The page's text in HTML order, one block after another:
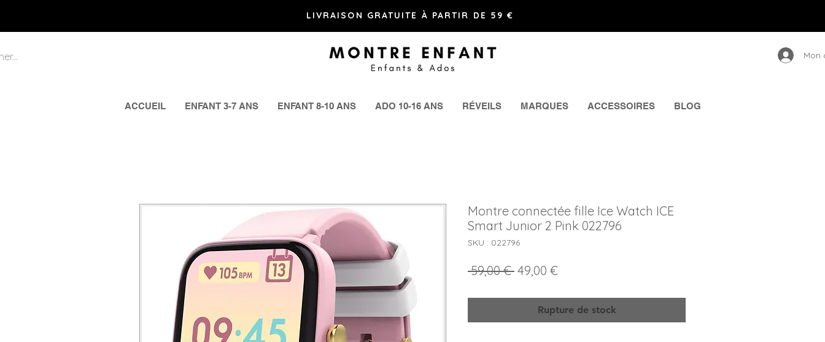
LIVRAISON GRATUITE À PARTIR DE 59 €
Mon
ACCUEIL ENFANT 3-7 ANS ENFANT 8-10 ANS ADO 10-16 ANS RÉVEILS MARQUES ACCESSOIRES BLOG
Montre connectée fille Ice Watch ICE
Smart Junior 2 Pink 022796
SKU : 022796
59,00 € Prix
49,00 €Prix
Rupture de stock